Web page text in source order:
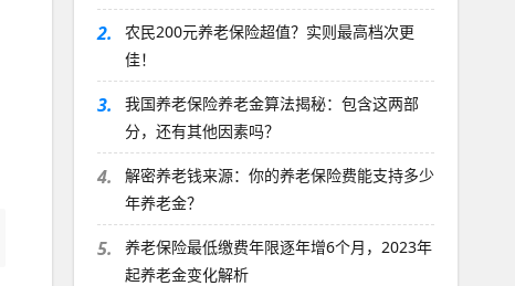
2.
农民200元养老保险超值？实则最高档次更
佳！
3.
我国养老保险养老金算法揭秘：包含这两部
分，还有其他因素吗？
4.
解密养老钱来源：你的养老保险费能支持多少
年养老金？
5.
养老保险最低缴费年限逐年增6个月，2023年
起养老金变化解析